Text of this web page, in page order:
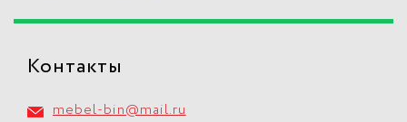
Контакты
mebel-bin@mail.ru